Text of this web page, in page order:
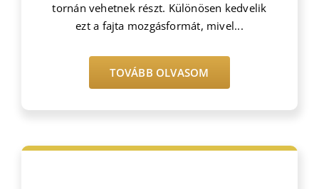
tornán vehetnek részt. Különösen kedvelik
ezt a fajta mozgásformát, mivel...
TOVÁBB OLVASOM